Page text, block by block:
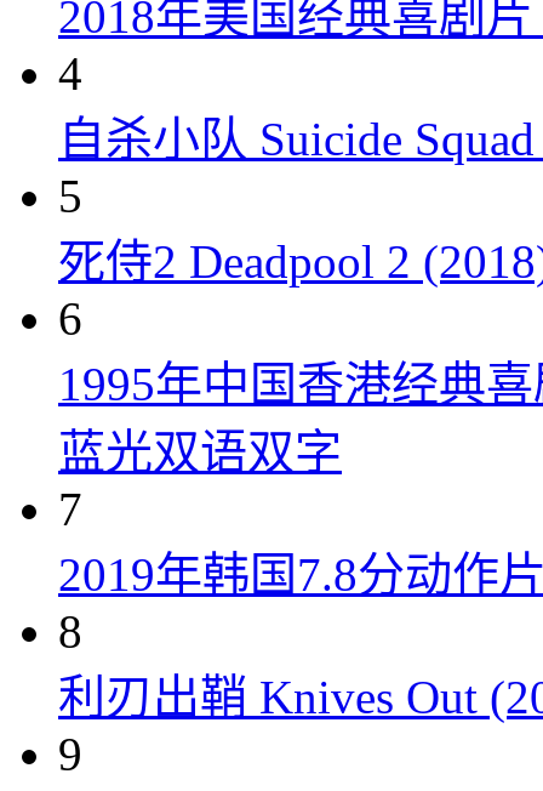
2018年美国经典喜剧
4
自杀小队 Suicide
5
死侍2 Deadpool 2
6
1995年中国香港经典
蓝光双语双字
7
2019年韩国7.8分动作
8
利刃出鞘 Knives Out
9